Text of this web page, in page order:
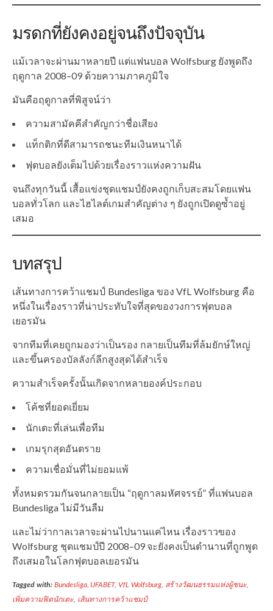
มรดกที่ยังคงอยู่จนถึงปัจจุบัน
แม้เวลาจะผ่านมาหลายปี แต่แฟนบอล Wolfsburg ยังพูดถึง
ฤดูกาล 2008–09 ด้วยความภาคภูมิใจ
มันคือฤดูกาลที่พิสูจน์ว่า
ความสามัคคีสำคัญกว่าชื่อเสียง
แท็กติกที่ดีสามารถชนะทีมเงินหนาได้
ฟุตบอลยังเต็มไปด้วยเรื่องราวแห่งความฝัน
จนถึงทุกวันนี้ เสื้อแข่งชุดแชมป์ยังคงถูกเก็บสะสมโดยแฟน
บอลทั่วโลก และไฮไลต์เกมสำคัญต่าง ๆ ยังถูกเปิดดูซ้ำอยู่
เสมอ
บทสรุป
เส้นทางการคว้าแชมป์ Bundesliga ของ VfL Wolfsburg คือ
หนึ่งในเรื่องราวที่น่าประทับใจที่สุดของวงการฟุตบอล
เยอรมัน
จากทีมที่เคยถูกมองว่าเป็นรอง กลายเป็นทีมที่ล้มยักษ์ใหญ่
และขึ้นครองบัลลังก์ลีกสูงสุดได้สำเร็จ
ความสำเร็จครั้งนั้นเกิดจากหลายองค์ประกอบ
โค้ชที่ยอดเยี่ยม
นักเตะที่เล่นเพื่อทีม
เกมรุกสุดอันตราย
ความเชื่อมั่นที่ไม่ยอมแพ้
ทั้งหมดรวมกันจนกลายเป็น “ฤดูกาลมหัศจรรย์” ที่แฟนบอล
Bundesliga ไม่มีวันลืม
และไม่ว่ากาลเวลาจะผ่านไปนานแค่ไหน เรื่องราวของ
Wolfsburg ชุดแชมป์ปี 2008–09 จะยังคงเป็นตำนานที่ถูกพูด
ถึงเสมอในโลกฟุตบอลเยอรมัน
Tagged with: Bundesliga, UFABET,VfL Wolfsburg, สร้างวัฒนธรรมแห่งผู้ชนะ,
เพิ่มความฟิตนักเตะ, เส้นทางการคว้าแชมป์